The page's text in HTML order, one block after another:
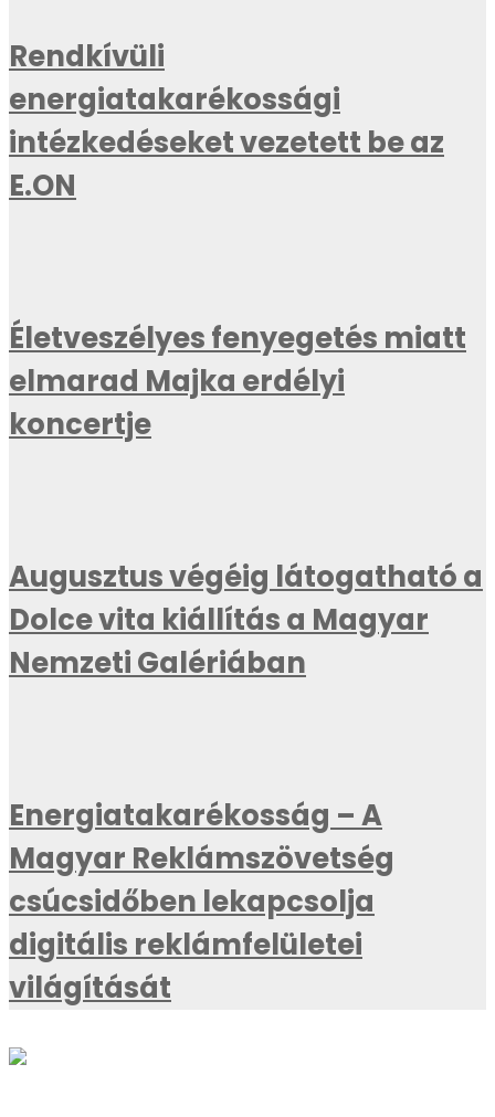
Rendkívüli
energiatakarékossági
intézkedéseket vezetett be az
E.ON
Életveszélyes fenyegetés miatt
elmarad Majka erdélyi
koncertje
Augusztus végéig látogatható a
Dolce vita kiállítás a Magyar
Nemzeti Galériában
Energiatakarékosság – A
Magyar Reklámszövetség
csúcsidőben lekapcsolja
digitális reklámfelületei
világítását